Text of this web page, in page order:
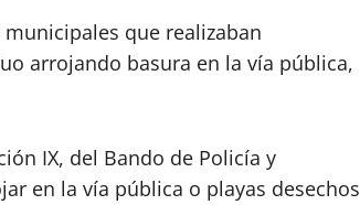
que realizaban
arrojando basura en la vía pública,
IX, del Bando de Policía y
en la vía pública o playas desechos